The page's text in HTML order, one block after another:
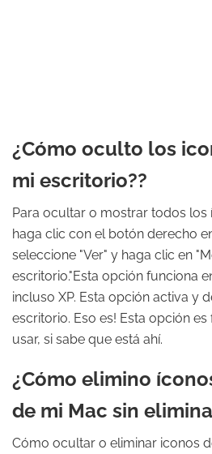
¿Cómo oculto los
mi escritorio??
Para ocultar o mostrar todos los
haga clic con el botón derecho
seleccione "Ver" y haga clic en
escritorio."Esta opción funciona
incluso XP. Esta opción activa y
escritorio. Eso es! Esta opción
usar, si sabe que está ahí.
¿Cómo elimino
de mi Mac sin
Cómo ocultar o eliminar iconos